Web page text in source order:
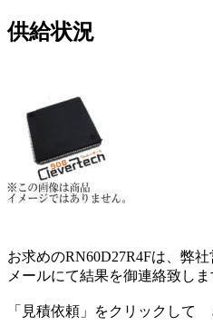
供給状況
お求めのRN60D27R4Fは、弊
メールにて結果を御連絡致しま
「見積依頼」をクリックして